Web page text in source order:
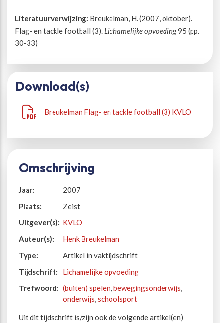
Literatuurverwijzing: Breukelman, H. (2007, oktober).
Flag- en tackle football (3). Lichamelijke opvoeding95 (pp.
30-33)
Download(s)
Breukelman Flag- en tackle football (3) KVLO
Omschrijving
Jaar:
2007
Plaats:
Zeist
Uitgever(s): KVLO
Auteur(s):
Henk Breukelman
Type:
Artikel in vaktijdschrift
Tijdschrift:
Lichamelijke opvoeding
Trefwoord: (buiten) spelen,bewegingsonderwijs,
onderwijs,schoolsport
Uit dit tijdschrift is/zijn ook de volgende artikel(en)
Alle thema’s